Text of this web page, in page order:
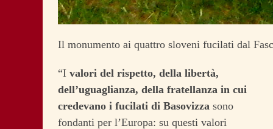
Il monumento ai quattro sloveni fucilati dal
“I valori del rispetto, della libertà,
dell’uguaglianza, della fratellanza in cui
credevano i fucilati di Basovizza sono
fondanti per l’Europa: su questi valori